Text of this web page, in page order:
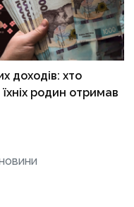
доходів: хто
родин отримав